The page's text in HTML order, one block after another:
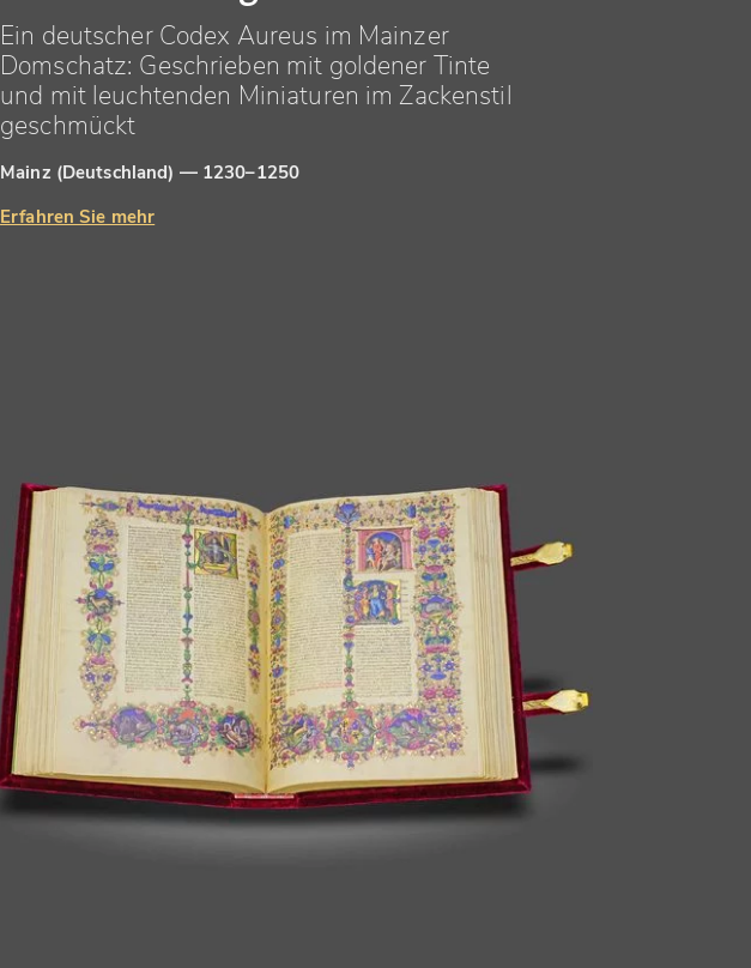
Ein deutscher Codex Aureus im Mainzer
Domschatz: Geschrieben mit goldener Tinte
und mit leuchtenden Miniaturen im Zackenstil
geschmückt
Mainz (Deutschland) — 1230–1250
Erfahren Sie mehr